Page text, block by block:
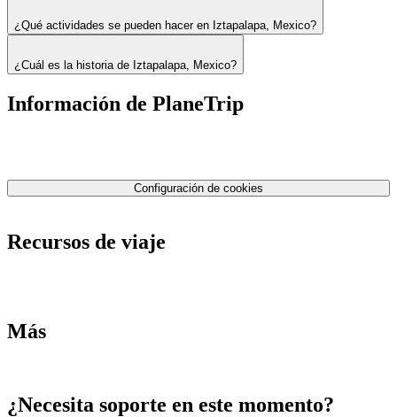
¿Qué actividades se pueden hacer en Iztapalapa, Mexico?
¿Cuál es la historia de Iztapalapa, Mexico?
Información de PlaneTrip
Configuración de cookies
Recursos de viaje
Más
¿Necesita soporte en este momento?